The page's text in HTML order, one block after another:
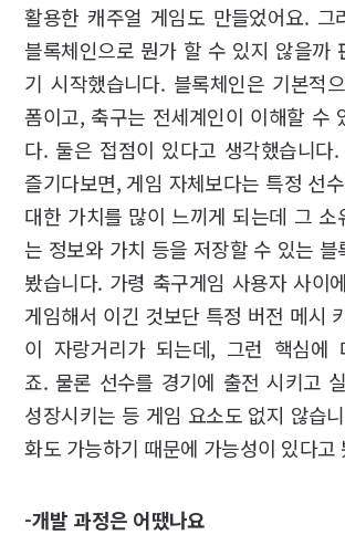
활용한 캐주얼 게임도 만들었어요. 그
블록체인으로 뭔가 할 수 있지 않을까
기 시작했습니다. 블록체인은 기본적
폼이고, 축구는 전세계인이 이해할 수
다. 둘은 접점이 있다고 생각했습니다
즐기다보면, 게임 자체보다는 특정 선
대한 가치를 많이 느끼게 되는데 그 소
는 정보와 가치 등을 저장할 수 있는 블
봤습니다. 가령 축구게임 사용자 사이
게임해서 이긴 것보단 특정 버전 메시
이 자랑거리가 되는데, 그런 핵심에
죠. 물론 선수를 경기에 출전 시키고
성장시키는 등 게임 요소도 없지 않습
화도 가능하기 때문에 가능성이 있다고
-개발 과정은 어땠나요